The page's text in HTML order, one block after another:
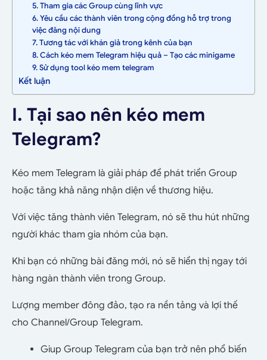
5. Tham gia các Group cùng lĩnh vực
6. Yêu cầu các thành viên trong cộng đồng hỗ trợ trong
việc đăng nội dung
7. Tương tác với khán giả trong kênh của bạn
8. Cách kéo mem Telegram hiệu quả – Tạo các minigame
9. Sử dụng tool kéo mem telegram
Kết luận
I. Tại sao nên kéo mem
Telegram?
Kéo mem Telegram là giải pháp để phát triển Group
hoặc tăng khả năng nhận diện về thương hiệu.
Với việc tăng thành viên Telegram, nó sẽ thu hút những
người khác tham gia nhóm của bạn.
Khi bạn có những bài đăng mới, nó sẽ hiển thị ngay tới
hàng ngàn thành viên trong Group.
Lượng member đông đảo, tạo ra nền tảng và lợi thế
cho Channel/Group Telegram.
Giup Group Telegram của bạn trở nên phổ biến